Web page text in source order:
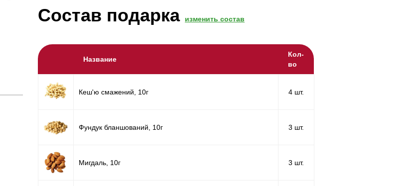
Состав подарка изменить состав
Название
Кол-
во
Кеш'ю смажений, 10г 4 шт.
Фундук бланшований, 10г 3 шт.
Мигдаль, 10г 3 шт.